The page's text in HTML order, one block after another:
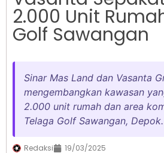
2.000 Unit
Golf Sawangan
Sinar Mas Land dan Vasanta
mengembangkan kawasan
2.000 unit rumah dan area
Telaga Golf Sawangan, Depok.
Redaksi 19/03/2025